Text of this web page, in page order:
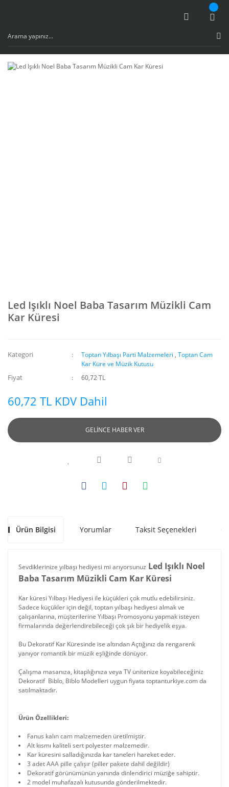
Led Işıklı Noel Baba Tasarım Müzikli Cam
Kar Küresi
Kategori Toptan Yılbaşı Parti Malzemeleri ,Toptan Cam
Kar Küre ve Müzik Kutusu
Fiyat 60,72 TL
60,72 TL KDV Dahil
GELİNCE HABER VER
Ürün Bilgisi Yorumlar Taksit Seçenekleri
Sevdiklerinize yılbaşı hediyesi mi arıyorsunuz Led Işıklı Noel
Baba Tasarım Müzikli Cam Kar Küresi
Kar küresi Yılbaşı Hediyesi ile küçükleri çok mutlu edebilirsiniz.
Sadece küçükler için değil, toptan yılbaşı hediyesi almak ve
çalışanlarına, müşterilerine Yılbaşı Promosyonu yapmak isteyen
firmalarında değerlendirebileceği çok şık bir hediyelik eşya.
Bu Dekoratif Kar Küresinde ise altından Açtığınız da rengarenk
yanıyor romantik bir müzik eşliğinde dönüyor.
Çalışma masanıza, kitaplığınıza veya TV ünitenize koyabileceğiniz
Dekoratif Biblo, Biblo Modelleri uygun fiyata toptanturkiye.com da
satılmaktadır.
Ürün Özellikleri:
Fanus kalın cam malzemeden üretilmiştir.
Alt kısmı kaliteli sert polyester malzemedir.
Kar küresini salladığınızda kar taneleri hareket eder.
3 adet AAA pille çalışır (piller pakete dahil değildir)
Dekoratif görünümünün yanında dinlendirici müziğe sahiptir.
2 model muhafazalı kutusunda gönderilmektedir.